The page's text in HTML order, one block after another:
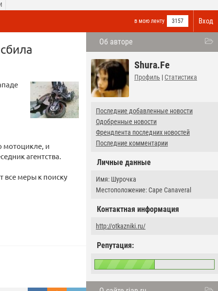
Вход
в мою ленту 3157
Об авторе
Shura.Fe
Профиль | Статистика
Последние добавленные новости
Одобренные новости
Френдлента последних новостей
Последние комментарии
Личные данные
Имя: Шурочка
Местоположение: Cape Canaveral
Контактная информация
http://otkazniki.ru/
Репутация:
мотоцикле, и
агентства.
меры к поиску